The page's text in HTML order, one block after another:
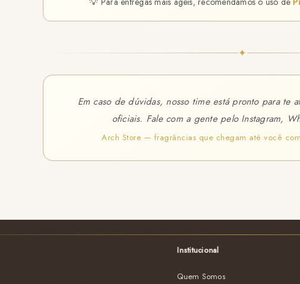
✦
Em caso de dúvidas, nosso time está pronto para te
oficiais. Fale com a gente pelo Instagram,
Arch Store — fragrâncias que chegam até você
Institucional
Quem Somos